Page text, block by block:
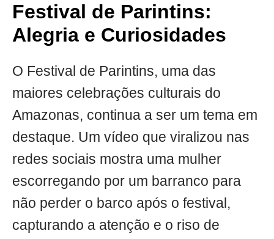
Festival de Parintins:
Alegria e Curiosidades
O Festival de Parintins, uma das
maiores celebrações culturais do
Amazonas, continua a ser um tema em
destaque. Um vídeo que viralizou nas
redes sociais mostra uma mulher
escorregando por um barranco para
não perder o barco após o festival,
capturando a atenção e o riso de